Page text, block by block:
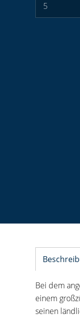
5
Bei dem
einem
seinen